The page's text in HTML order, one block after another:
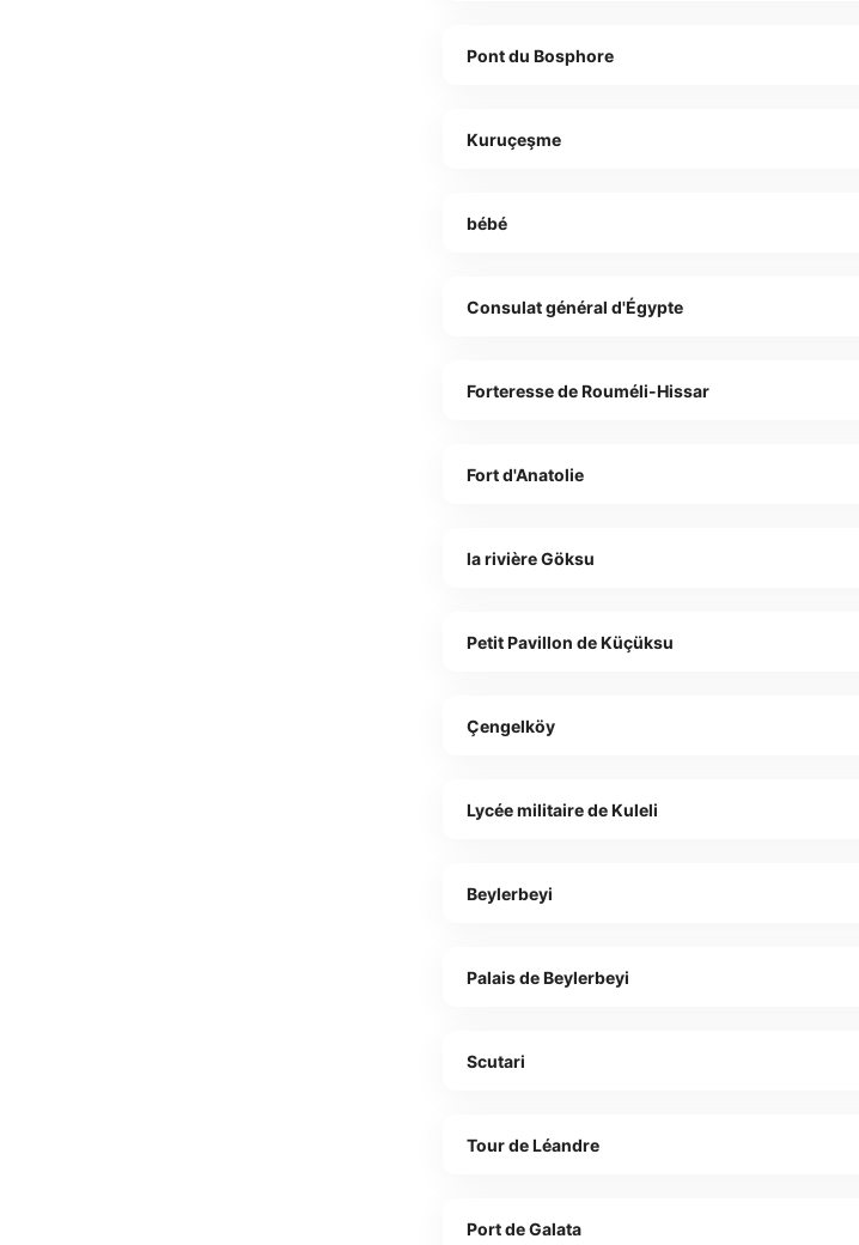
Pont du Bosphore
Kuruçeşme
bébé
Consulat général d'Égypte
Forteresse de Rouméli-Hissar
Fort d'Anatolie
la rivière Göksu
Petit Pavillon de Küçüksu
Çengelköy
Lycée militaire de Kuleli
Beylerbeyi
Palais de Beylerbeyi
Scutari
Tour de Léandre
Port de Galata